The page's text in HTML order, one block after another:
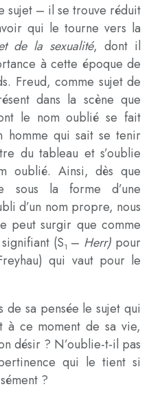
sujet – il se trouve réduit
qui le tourne vers la
de la sexualité, dont il
à cette époque de
Freud, comme sujet de
dans la scène que
le nom oublié se fait
homme qui sait se tenir
du tableau et s’oublie
oublié. Ainsi, dès que
sous la forme d’une
d’un nom propre, nous
peut surgir que comme
(S1 – Herr) pour
qui vaut pour le
de sa pensée le sujet qui
à ce moment de sa vie,
désir ? N’oublie-t-il pas
qui le tient si
?